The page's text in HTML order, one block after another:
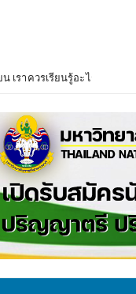
น เราควรเรียนรู้อะไร? 7 ร